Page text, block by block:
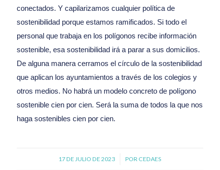
conectados. Y capilarizamos cualquier política de
sostenibilidad porque estamos ramificados. Si todo el
personal que trabaja en los polígonos recibe información
sostenible, esa sostenibilidad irá a parar a sus domicilios.
De alguna manera cerramos el círculo de la sostenibilidad
que aplican los ayuntamientos a través de los colegios y
otros medios. No habrá un modelo concreto de polígono
sostenible cien por cien. Será la suma de todos la que nos
haga sostenibles cien por cien.
17 DE JULIO DE 2023
/ POR CEDAES